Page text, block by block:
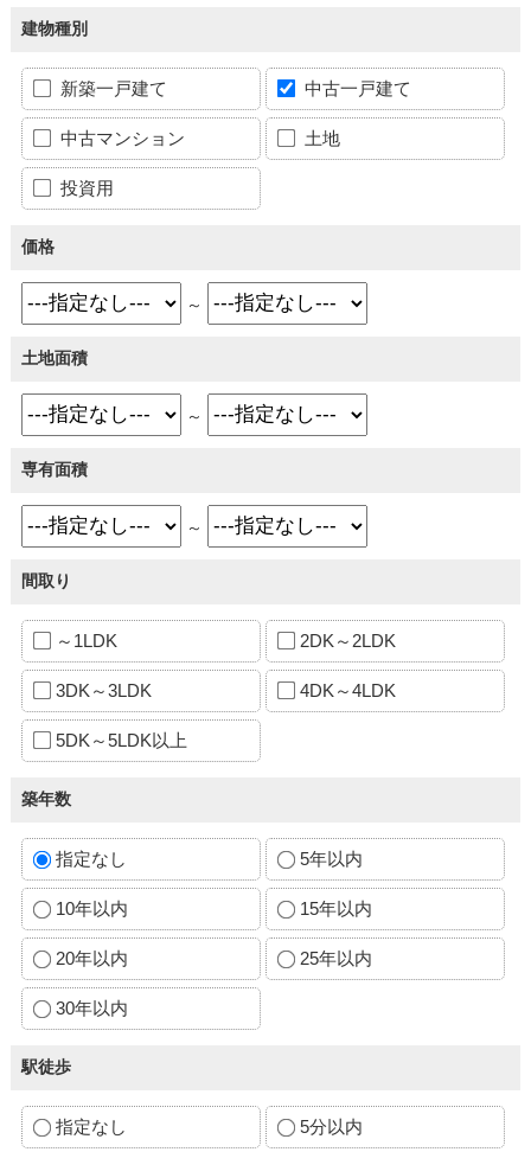
建物種別
新築一戸建て 中古一戸建て
中古マンション 土地
投資用
価格
～
土地面積
～
専有面積
～
間取り
～1LDK 2DK～2LDK
3DK～3LDK 4DK～4LDK
5DK～5LDK以上
築年数
指定なし 5年以内
10年以内 15年以内
20年以内 25年以内
30年以内
駅徒歩
指定なし 5分以内